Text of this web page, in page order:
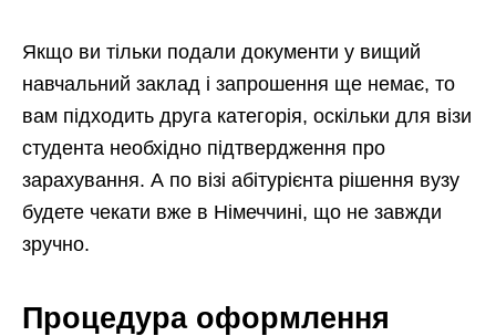
Якщо ви тільки подали документи у вищий
навчальний заклад і запрошення ще немає, то
вам підходить друга категорія, оскільки для візи
студента необхідно підтвердження про
зарахування. А по візі абітурієнта рішення вузу
будете чекати вже в Німеччині, що не завжди
зручно.
Процедура оформлення